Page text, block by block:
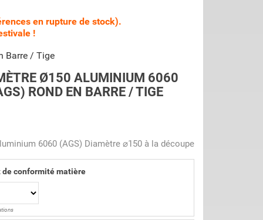
en rupture de stock).
!
Barre / Tige
Ø150 ALUMINIUM 6060
ROND EN BARRE / TIGE
6060 (AGS) Diamètre ⌀150 à la découpe
conformité matière